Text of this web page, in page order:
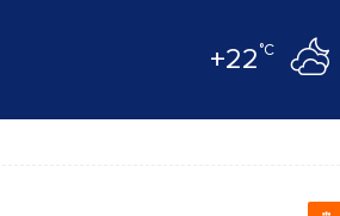
+22°C